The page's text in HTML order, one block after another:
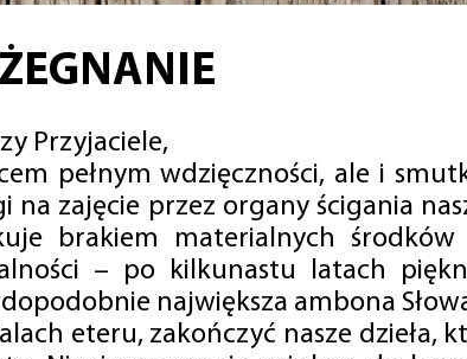
Przyjaciele,
pełnym wdzięczności, ale i
na zajęcie przez organy ścigania
brakiem materialnych
– po kilkunastu latach
największa ambona
eteru, zakończyć nasze dzieła,